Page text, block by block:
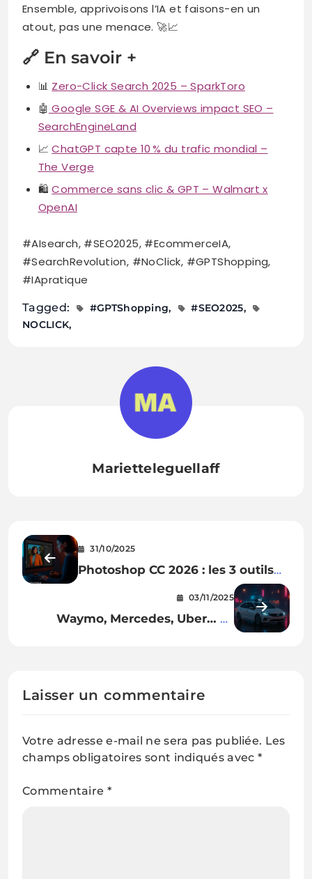
Ensemble, apprivoisons l’IA et faisons-en un
atout, pas une menace. 🚀📈
🔗 En savoir +
📊 Zero-Click Search 2025 – SparkToro
🤖 Google SGE & AI Overviews impact SEO –
SearchEngineLand
📈ChatGPT capte 10 % du trafic mondial –
The Verge
🛍️Commerce sans clic & GPT – Walmart x
OpenAI
#AIsearch, #SEO2025, #EcommerceIA,
#SearchRevolution, #NoClick, #GPTShopping,
#IApratique
Tagged: #GPTShopping
#SEO2025
NOCLICK
Marietteleguellaff
31/10/2025
Photoshop CC 2026 : les 3 outils
d’IA qui vont vous changer la vie
03/11/2025
Waymo, Mercedes, Uber… La
Laisser un commentaire
Votre adresse e-mail ne sera pas publiée. Les
champs obligatoires sont indiqués avec *
Commentaire *